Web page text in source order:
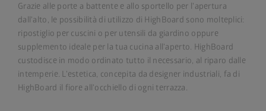
Grazie alle porte a battente e allo sportello per l'apertura
dall'alto, le possibilità di utilizzo di HighBoard sono molteplici:
ripostiglio per cuscini o per utensili da giardino oppure
supplemento ideale per la tua cucina all'aperto. HighBoard
custodisce in modo ordinato tutto il necessario, al riparo dalle
intemperie. L'estetica, concepita da designer industriali, fa di
HighBoard il fiore all'occhiello di ogni terrazza.